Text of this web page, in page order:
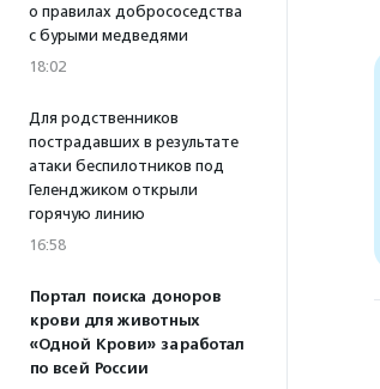
о правилах добрососедства
с бурыми медведями
18:02
Для родственников
пострадавших в результате
атаки беспилотников под
Геленджиком открыли
горячую линию
16:58
Портал поиска доноров
крови для животных
«Одной Крови» заработал
по всей России